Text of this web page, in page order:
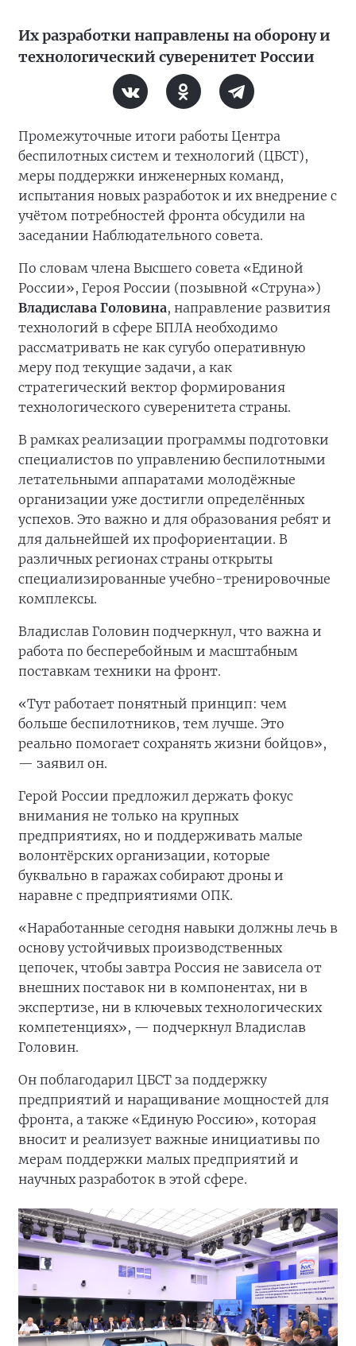
Их разработки направлены на оборону и
технологический суверенитет России
Промежуточные итоги работы Центра
беспилотных систем и технологий (ЦБСТ),
меры поддержки инженерных команд,
испытания новых разработок и их внедрение с
учётом потребностей фронта обсудили на
заседании Наблюдательного совета.
По словам члена Высшего совета «Единой
России», Героя России (позывной «Струна»)
Владислава Головина, направление развития
технологий в сфере БПЛА необходимо
рассматривать не как сугубо оперативную
меру под текущие задачи, а как
стратегический вектор формирования
технологического суверенитета страны.
В рамках реализации программы подготовки
специалистов по управлению беспилотными
летательными аппаратами молодёжные
организации уже достигли определённых
успехов. Это важно и для образования ребят и
для дальнейшей их профориентации. В
различных регионах страны открыты
специализированные учебно-тренировочные
комплексы.
Владислав Головин подчеркнул, что важна и
работа по бесперебойным и масштабным
поставкам техники на фронт.
«Тут работает понятный принцип: чем
больше беспилотников, тем лучше. Это
реально помогает сохранять жизни бойцов»,
— заявил он.
Герой России предложил держать фокус
внимания не только на крупных
предприятиях, но и поддерживать малые
волонтёрских организации, которые
буквально в гаражах собирают дроны и
наравне с предприятиями ОПК.
«Наработанные сегодня навыки должны лечь в
основу устойчивых производственных
цепочек, чтобы завтра Россия не зависела от
внешних поставок ни в компонентах, ни в
экспертизе, ни в ключевых технологических
компетенциях», — подчеркнул Владислав
Головин.
Он поблагодарил ЦБСТ за поддержку
предприятий и наращивание мощностей для
фронта, а также «Единую Россию», которая
вносит и реализует важные инициативы по
мерам поддержки малых предприятий и
научных разработок в этой сфере.